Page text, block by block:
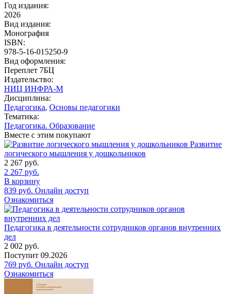
Год издания:
2026
Вид издания:
Монография
ISBN:
978-5-16-015250-9
Вид оформления:
Переплет 7БЦ
Издательство:
НИЦ ИНФРА-М
Дисциплина:
Педагогика, Основы педагогики
Тематика:
Педагогика. Образование
Вместе с этим покупают
Развитие
логического мышления у дошкольников
2 267 руб.
2 267 руб.
В корзину
839 руб. Онлайн доступ
Ознакомиться
Педагогика в деятельности сотрудников органов внутренних
дел
2 002 руб.
Поступит 09.2026
769 руб. Онлайн доступ
Ознакомиться